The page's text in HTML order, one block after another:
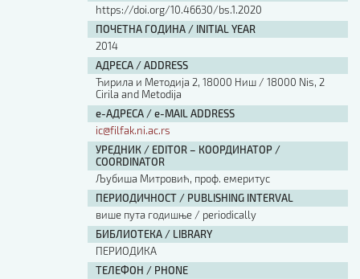
Шаблон прве стране и импресума [B5, ћир]
Шаблон прве стране и импресума [B5, лат]
Шаблон прве стране и импресума [B5, енг]
Етички кодекс
ПРЕТРАГА ИЗДАЊА
Наслов или део наслова
https://doi.org/10.46630/bs.1.2020
ПОЧЕТНА ГОДИНА / INITIAL YEAR
2014
АДРЕСА / ADDRESS
Ћирила и Методија 2, 18000 Ниш / 18000 Nis, 2
Cirila and Metodija
е-АДРЕСА / e-MAIL ADDRESS
ic@filfak.ni.ac.rs
УРЕДНИК / EDITOR – КООРДИНАТОР /
COORDINATOR
Љубиша Митровић, проф. емеритус
ПЕРИОДИЧНОСТ / PUBLISHING INTERVAL
више пута годишње / periodically
БИБЛИОТЕКА / LIBRARY
ПЕРИОДИКА
ТЕЛЕФОН / PHONE